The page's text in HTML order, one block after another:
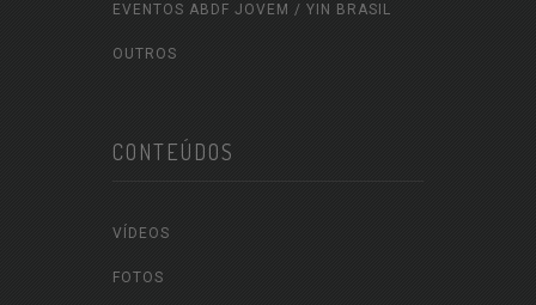
EVENTOS ABDF JOVEM / YIN BRASIL
OUTROS
CONTEÚDOS
VÍDEOS
FOTOS